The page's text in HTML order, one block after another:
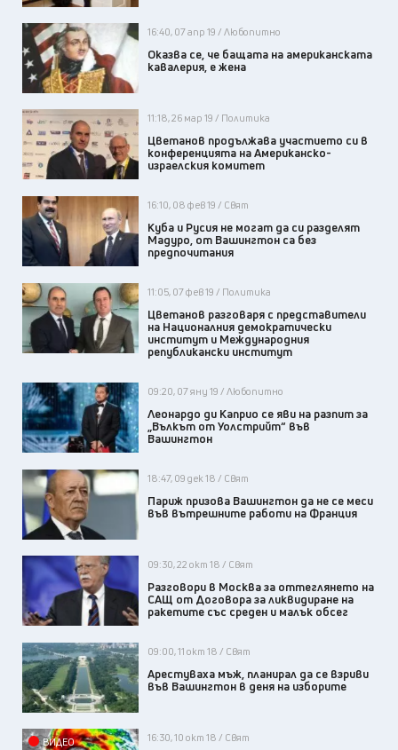
16:40, 07 апр 19 / Любопитно
Оказва се, че бащата на американската
кавалерия, е жена
11:18, 26 мар 19 / Политика
Цветанов продължава участието си в
конференцията на Американско-
израелския комитет
16:10, 08 фев 19 / Свят
Куба и Русия не могат да си разделят
Мадуро, от Вашингтон са без
предпочитания
11:05, 07 фев 19 / Политика
Цветанов разговаря с представители
на Националния демократически
институт и Международния
републикански институт
09:20, 07 яну 19 / Любопитно
Леонардо ди Каприо се яви на разпит за
„Вълкът от Уолстрийт“ във
Вашингтон
18:47, 09 дек 18 / Свят
Париж призова Вашингтон да не се меси
във вътрешните работи на Франция
09:30, 22 окт 18 / Свят
Разговори в Москва за оттеглянето на
САЩ от Договора за ликвидиране на
ракетите със среден и малък обсег
09:00, 11 окт 18 / Свят
Арестуваха мъж, планирал да се взриви
във Вашингтон в деня на изборите
ВИДЕО 16:30, 10 окт 18 / Свят